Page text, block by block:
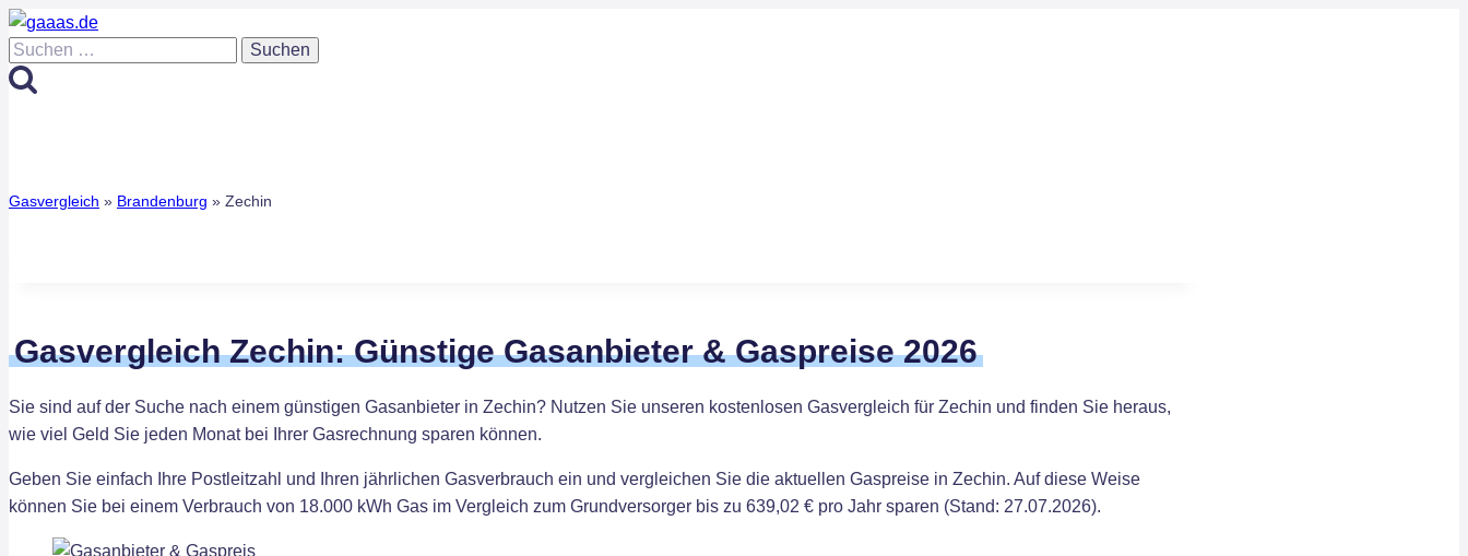
Zum
Inhalt
springen
Suchen
nach:
Gasvergleich » Brandenburg » Zechin
Gasvergleich Zechin: Günstige Gasanbieter & Gaspreise 2026
Sie sind auf der Suche nach einem günstigen Gasanbieter in Zechin? Nutzen Sie unseren kostenlosen Gasvergleich für Zechin und finden Sie heraus,
wie viel Geld Sie jeden Monat bei Ihrer Gasrechnung sparen können.
Geben Sie einfach Ihre Postleitzahl und Ihren jährlichen Gasverbrauch ein und vergleichen Sie die aktuellen Gaspreise in Zechin. Auf diese Weise
können Sie bei einem Verbrauch von 18.000 kWh Gas im Vergleich zum Grundversorger bis zu 639,02 € pro Jahr sparen (Stand: 27.07.2026).